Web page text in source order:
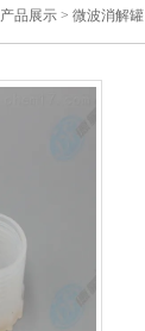
产品展示 > 微波消解罐